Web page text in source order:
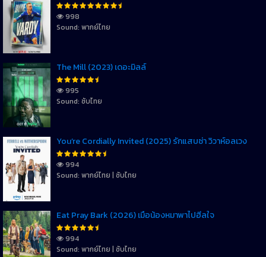
998
Sound: พากย์ไทย
The Mill (2023) เดอะมิลล์
995
Sound: ซับไทย
You’re Cordially Invited (2025) รักแสบซ่า วิวาห์อลเวง
994
Sound: พากย์ไทย | ซับไทย
Eat Pray Bark (2026) เมื่อน้องหมาพาไปฮีลใจ
994
Sound: พากย์ไทย | ซับไทย